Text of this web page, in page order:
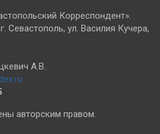
Корреспондент».
Севастополь, ул. Василия Кучера,
А.В.
авторским правом.